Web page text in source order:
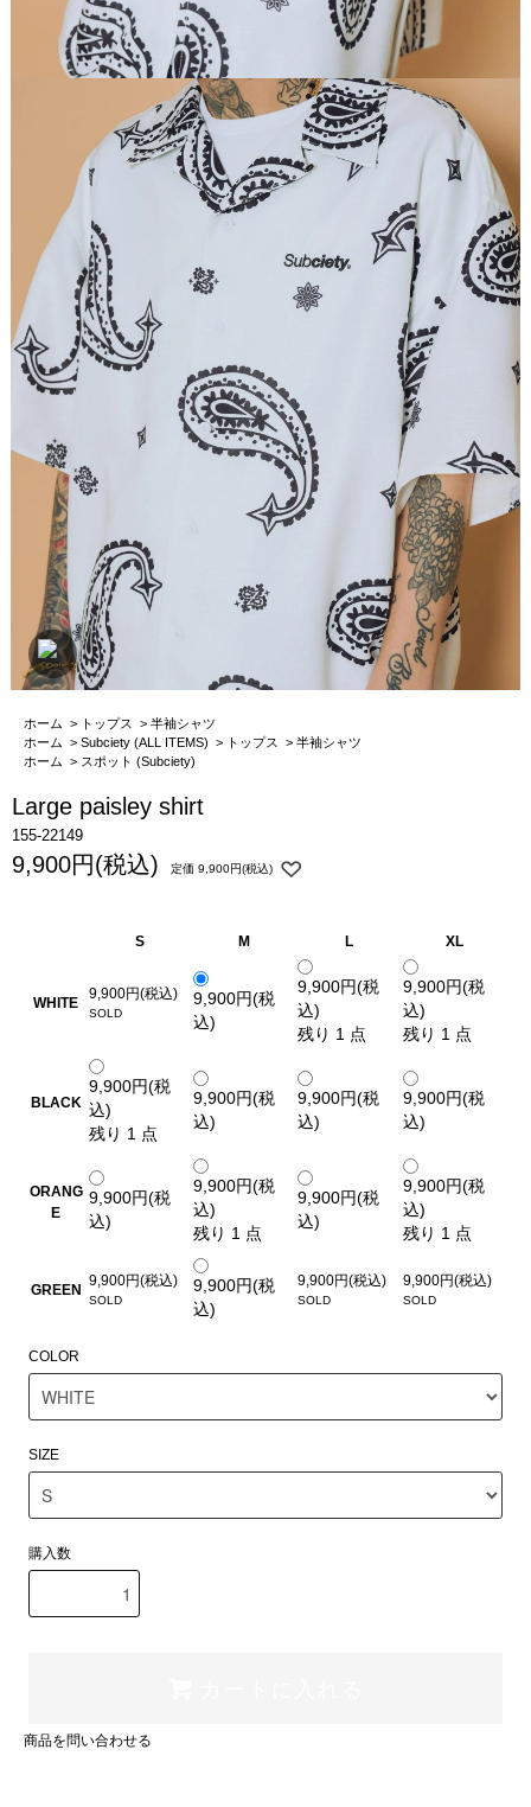
ホーム > トップス > 半袖シャツ
ホーム > Subciety (ALL ITEMS) > トップス > 半袖シャツ
ホーム > スポット (Subciety)
Large paisley shirt
155-22149
9,900円(税込) 定価 9,900円(税込)
S M L XL
WHITE
9,900円(税込)
9,900円(税
込)
9,900円(税
込)
残り 1 点
9,900円(税
込)
残り 1 点
BLACK
9,900円(税
込)
残り 1 点
9,900円(税
込)
9,900円(税
込)
9,900円(税
込)
ORANG
E
9,900円(税
込)
9,900円(税
込)
残り 1 点
9,900円(税
込)
9,900円(税
込)
残り 1 点
GREEN
9,900円(税込)
9,900円(税
込)
9,900円(税込) 9,900円(税込)
COLOR
SIZE
購入数
商品を問い合わせる